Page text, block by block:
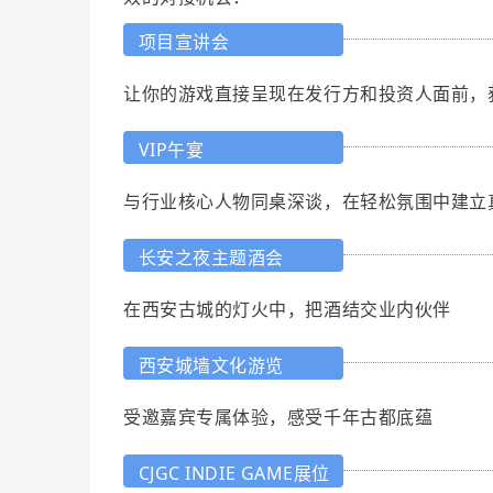
项目宣讲会
让你的游戏直接呈现在发行方和投资人面前
VIP午宴
与行业核心人物同桌深谈，在轻松氛围中建
长安之夜主题酒会
在西安古城的灯火中，把酒结交业内伙伴
西安城墙文化游览
受邀嘉宾专属体验，感受千年古都底蕴
CJGC INDIE GAME展位